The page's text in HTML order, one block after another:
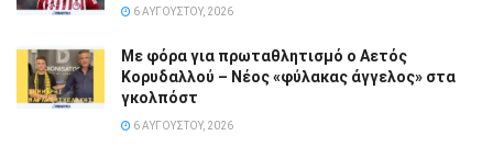
6 ΑΥΓΟΎΣΤΟΥ, 2026
Με φόρα για πρωταθλητισμό ο Αετός
Κορυδαλλού – Νέος «φύλακας άγγελος» στα
γκολπόστ
6 ΑΥΓΟΎΣΤΟΥ, 2026